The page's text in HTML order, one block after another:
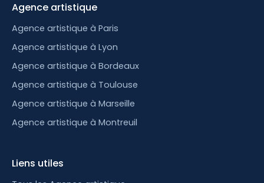
Agence artistique
Agence artistique à Paris
Agence artistique à Lyon
Agence artistique à Bordeaux
Agence artistique à Toulouse
Agence artistique à Marseille
Agence artistique à Montreuil
Liens utiles